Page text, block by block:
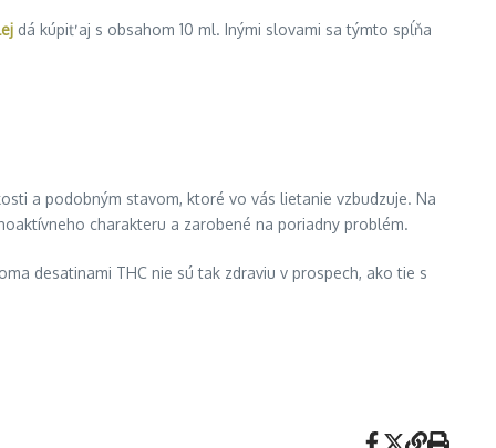
dá kúpiť aj s obsahom 10 ml. Inými slovami sa týmto spĺňa
a podobným stavom, ktoré vo vás lietanie vzbudzuje. Na
charakteru a zarobené na poriadny problém.
desatinami THC nie sú tak zdraviu v prospech, ako tie s